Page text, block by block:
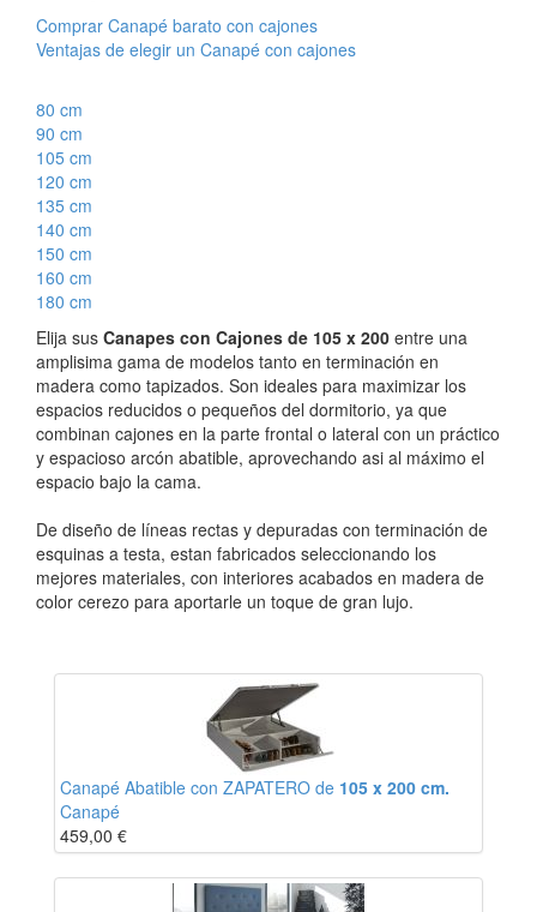
Comprar Canapé barato con cajones
Ventajas de elegir un Canapé con cajones
80 cm
90 cm
105 cm
120 cm
135 cm
140 cm
150 cm
160 cm
180 cm
Elija sus Canapes con Cajones de 105 x 200 entre una
amplisima gama de modelos tanto en terminación en
madera como tapizados. Son ideales para maximizar los
espacios reducidos o pequeños del dormitorio, ya que
combinan cajones en la parte frontal o lateral con un práctico
y espacioso arcón abatible, aprovechando asi al máximo el
espacio bajo la cama.
De diseño de líneas rectas y depuradas con terminación de
esquinas a testa, estan fabricados seleccionando los
mejores materiales, con interiores acabados en madera de
color cerezo para aportarle un toque de gran lujo.
Canapé Abatible con ZAPATERO de 105 x 200 cm.
Canapé
459,00 €